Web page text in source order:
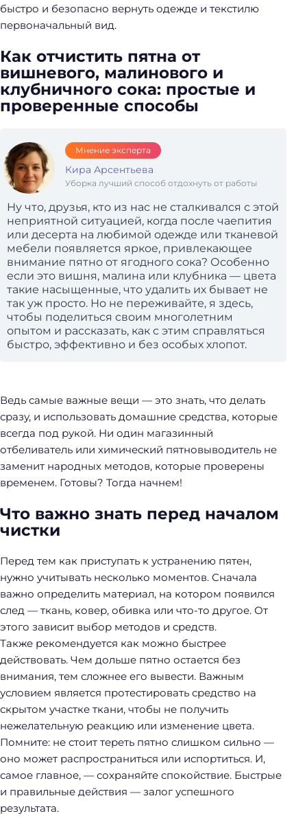
быстро и безопасно вернуть одежде и текстилю
первоначальный вид.
Как отчистить пятна от
вишневого, малинового и
клубничного сока: простые и
проверенные способы
Мнение эксперта
Кира Арсентьева
Уборка лучший способ отдохнуть от работы
Ну что, друзья, кто из нас не сталкивался с этой
неприятной ситуацией, когда после чаепития
или десерта на любимой одежде или тканевой
мебели появляется яркое, привлекающее
внимание пятно от ягодного сока? Особенно
если это вишня, малина или клубника — цвета
такие насыщенные, что удалить их бывает не
так уж просто. Но не переживайте, я здесь,
чтобы поделиться своим многолетним
опытом и рассказать, как с этим справляться
быстро, эффективно и без особых хлопот.
Ведь самые важные вещи — это знать, что делать
сразу, и использовать домашние средства, которые
всегда под рукой. Ни один магазинный
отбеливатель или химический пятновыводитель не
заменит народных методов, которые проверены
временем. Готовы? Тогда начнем!
Что важно знать перед началом
чистки
Перед тем как приступать к устранению пятен,
нужно учитывать несколько моментов. Сначала
важно определить материал, на котором появился
след — ткань, ковер, обивка или что-то другое. От
этого зависит выбор методов и средств.
Также рекомендуется как можно быстрее
действовать. Чем дольше пятно остается без
внимания, тем сложнее его вывести. Важным
условием является протестировать средство на
скрытом участке ткани, чтобы не получить
нежелательную реакцию или изменение цвета.
Помните: не стоит тереть пятно слишком сильно —
оно может распространиться или испортиться. И,
самое главное, — сохраняйте спокойствие. Быстрые
и правильные действия — залог успешного
результата.